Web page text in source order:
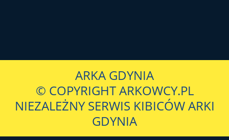
ARKA GDYNIA
© COPYRIGHT ARKOWCY.PL
NIEZALEŻNY SERWIS KIBICÓW ARKI
GDYNIA